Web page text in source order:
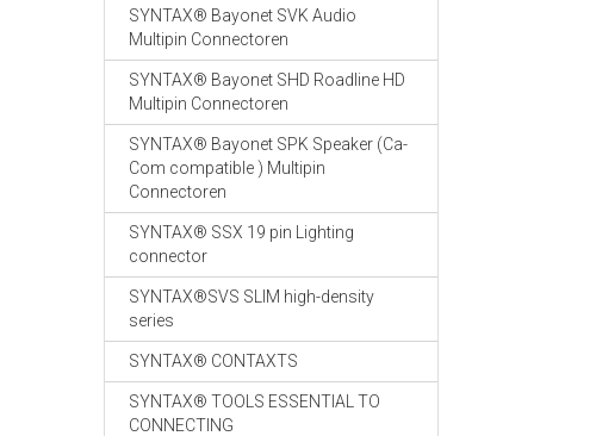
SYNTAX® Bayonet SVK Audio
Multipin Connectoren
SYNTAX® Bayonet SHD Roadline HD
Multipin Connectoren
SYNTAX® Bayonet SPK Speaker (Ca-
Com compatible ) Multipin
Connectoren
SYNTAX® SSX 19 pin Lighting
connector
SYNTAX®SVS SLIM high-density
series
SYNTAX® CONTAXTS
SYNTAX® TOOLS ESSENTIAL TO
CONNECTING